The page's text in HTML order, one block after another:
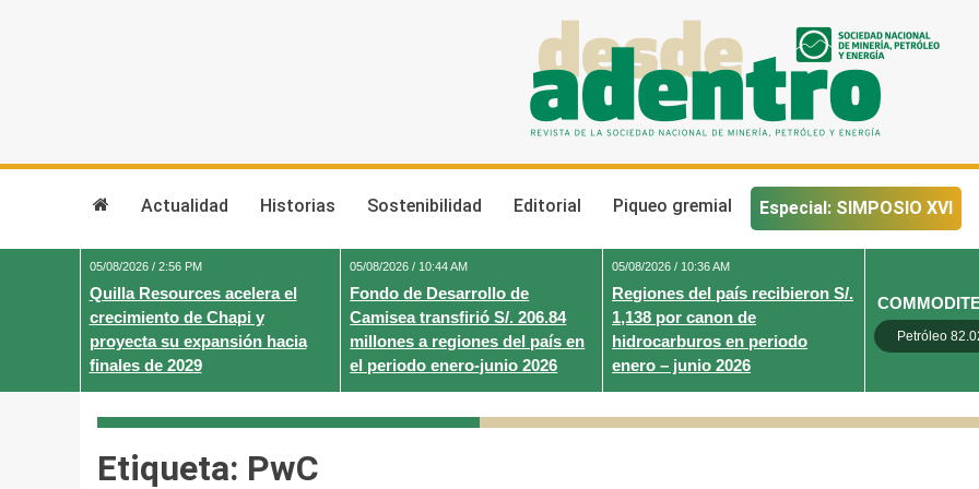
Actualidad Historias Sostenibilidad Editorial Piqueo gremial Especial: SIMPOSIO XVI
05/08/2026 / 2:56 PM
Quilla Resources acelera el
crecimiento de Chapi y
proyecta su expansión hacia
finales de 2029
05/08/2026 / 10:44 AM
Fondo de Desarrollo de
Camisea transfirió S/. 206.84
millones a regiones del país en
el periodo enero-junio 2026
05/08/2026 / 10:36 AM
Regiones del país recibieron S/.
1,138 por canon de
hidrocarburos en periodo
enero – junio 2026
Petróleo
Etiqueta: PwC